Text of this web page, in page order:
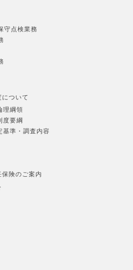
守点検業務
ついて
理綱領
度要綱
基準・調査内容
険のご案内